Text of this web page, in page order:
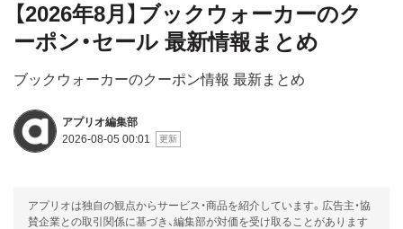
【2026年8月】ブックウォーカーのク
ーポン・セール 最新情報まとめ
ブックウォーカーのクーポン情報 最新まとめ
アプリオ編集部
2026-08-05 00:01
アプリオは独自の観点からサービス・商品を紹介しています。広告主・協
賛企業との取引関係に基づき、編集部が対価を受け取ることがあります